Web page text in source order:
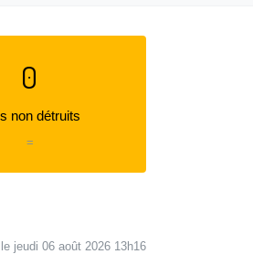
0
non détruits
=
jeudi 06 août 2026 13h16